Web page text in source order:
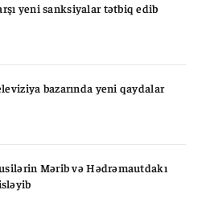
yeni sanksiyalar tətbiq edib
bazarında yeni qaydalar
Mərib və Hədrəmautdakı